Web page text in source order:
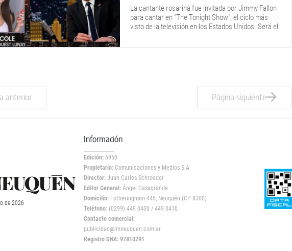
La cantante rosarina fue invitada por Jimmy Fallon
para cantar en "The Tonight Show", el ciclo más
visto de la televisión en los Estados Unidos. Será el
anterior Página siguiente
de 2026
Información
Edición: 6950
Propietario: Comunicaciones y Medios S.A
Director: Juan Carlos Schroeder
Editor General: Ángel Casagrande
Domicilio: Fotheringham 445, Neuquén (CP 8300)
Teléfono: (0299) 449 0400 / 449 0410
Contacto comercial:
publicidad@lmneuquen.com.ar
Registro DNA: 97810291